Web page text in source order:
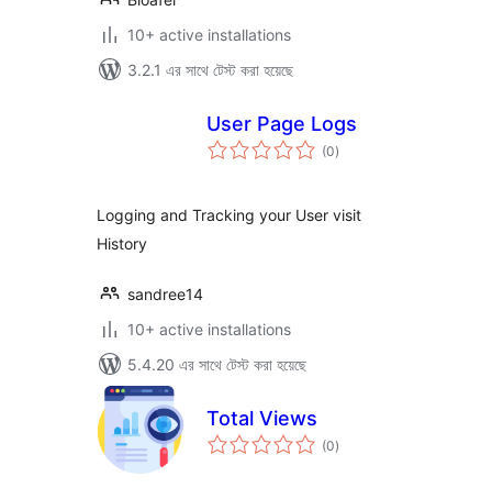
10+ active installations
3.2.1 এর সাথে টেস্ট করা হয়েছে
User Page Logs
(0total
ratings
)
Logging and Tracking your User visit
History
sandree14
10+ active installations
5.4.20 এর সাথে টেস্ট করা হয়েছে
Total Views
(0total
ratings
)